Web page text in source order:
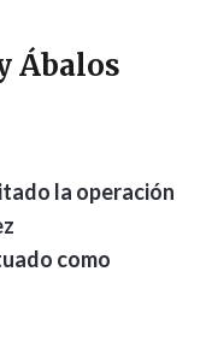
Ábalos
la operación
como